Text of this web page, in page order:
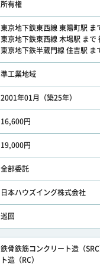
所有権
東京地下鉄東西線 東陽町駅 ま
東京地下鉄東西線 木場駅 まで
東京地下鉄半蔵門線 住吉駅 ま
準工業地域
2001年01月（築25年）
16,600円
19,000円
全部委託
日本ハウズイング株式会社
巡回
鉄骨鉄筋コンクリート造（
ト造（RC）